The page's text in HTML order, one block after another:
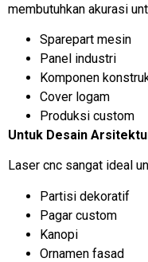
membutuhkan akurasi
Sparepart mesin
Panel industri
Komponen
Cover logam
Produksi custom
Untuk Desain
Laser cnc sangat ideal
Partisi dekoratif
Pagar custom
Kanopi
Ornamen fasad